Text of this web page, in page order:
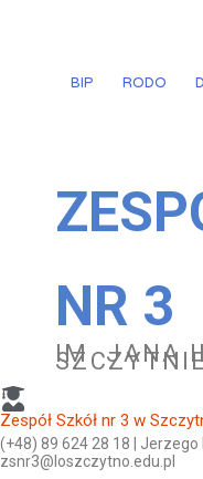
BIP
RODO
NR 3
IM. JANA
SZCZYTNIE
Zespół Szkół nr 3 w
(+48) 89 624 28 18 | Jerzego
zsnr3@loszczytno.edu.pl